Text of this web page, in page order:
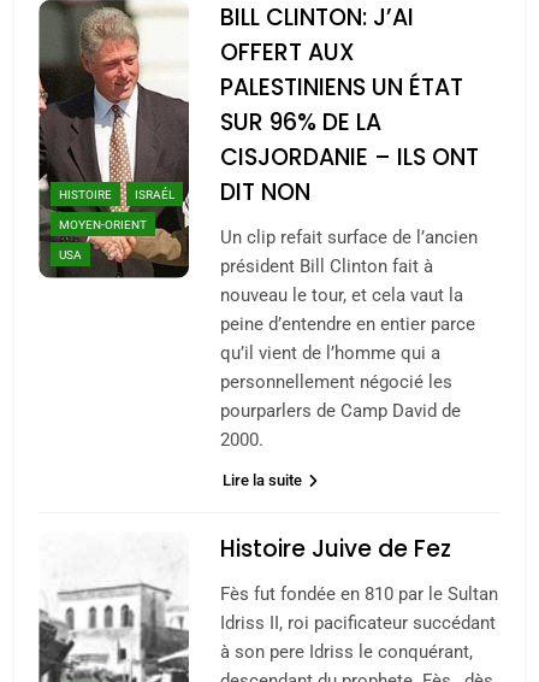
HISTOIRE
ISRAÉL
MOYEN-ORIENT
USA
BILL CLINTON: J’AI
OFFERT AUX
PALESTINIENS UN ÉTAT
SUR 96% DE LA
CISJORDANIE – ILS ONT
DIT NON
Un clip refait surface de l’ancien
président Bill Clinton fait à
nouveau le tour, et cela vaut la
peine d’entendre en entier parce
qu’il vient de l’homme qui a
personnellement négocié les
pourparlers de Camp David de
2000.
Lire la suite
Histoire Juive de Fez
Fès fut fondée en 810 par le Sultan
Idriss II, roi pacificateur succédant
à son pere Idriss le conquérant,